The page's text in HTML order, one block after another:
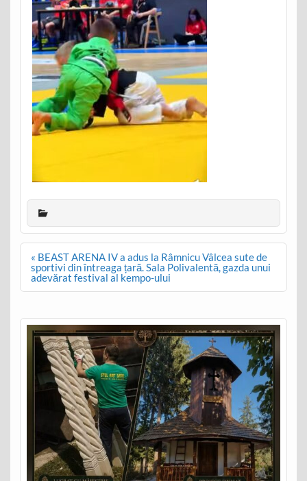
Post
navigation
« BEAST ARENA IV a adus la Râmnicu Vâlcea sute de
sportivi din întreaga țară. Sala Polivalentă, gazda unui
adevărat festival al kempo-ului